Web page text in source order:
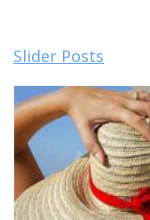
Slider Posts